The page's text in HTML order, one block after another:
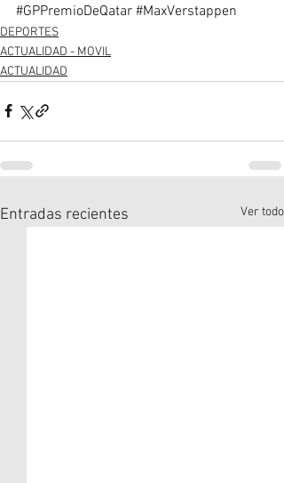
#GPPremioDeQatar #MaxVerstappen
DEPORTES
ACTUALIDAD - MOVIL
ACTUALIDAD
Entradas recientes Ver todo